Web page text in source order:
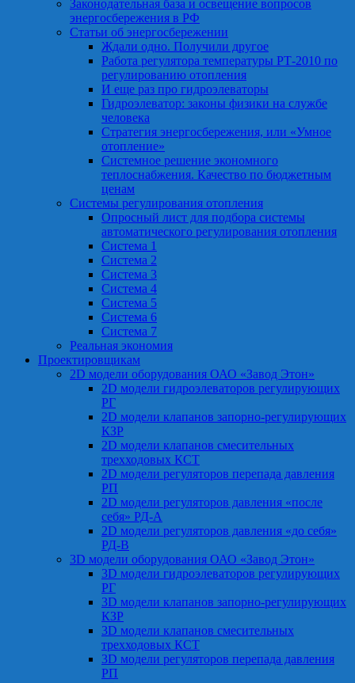
Законодательная база и освещение вопросов
энергосбережения в РФ
Статьи об энергосбережении
Ждали одно. Получили другое
Работа регулятора температуры РТ-2010 по
регулированию отопления
И еще раз про гидроэлеваторы
Гидроэлеватор: законы физики на службе
человека
Стратегия энергосбережения, или «Умное
отопление»
Системное решение экономного
теплоснабжения. Качество по бюджетным
ценам
Системы регулирования отопления
Опросный лист для подбора системы
автоматического регулирования отопления
Система 1
Система 2
Система 3
Система 4
Система 5
Система 6
Система 7
Реальная экономия
Проектировщикам
2D модели оборудования ОАО «Завод Этон»
2D модели гидроэлеваторов регулирующих
РГ
2D модели клапанов запорно-регулирующих
КЗР
2D модели клапанов смесительных
трехходовых КСТ
2D модели регуляторов перепада давления
РП
2D модели регуляторов давления «после
себя» РД-А
2D модели регуляторов давления «до себя»
РД-В
3D модели оборудования ОАО «Завод Этон»
3D модели гидроэлеваторов регулирующих
РГ
3D модели клапанов запорно-регулирующих
КЗР
3D модели клапанов смесительных
трехходовых КСТ
3D модели регуляторов перепада давления
РП